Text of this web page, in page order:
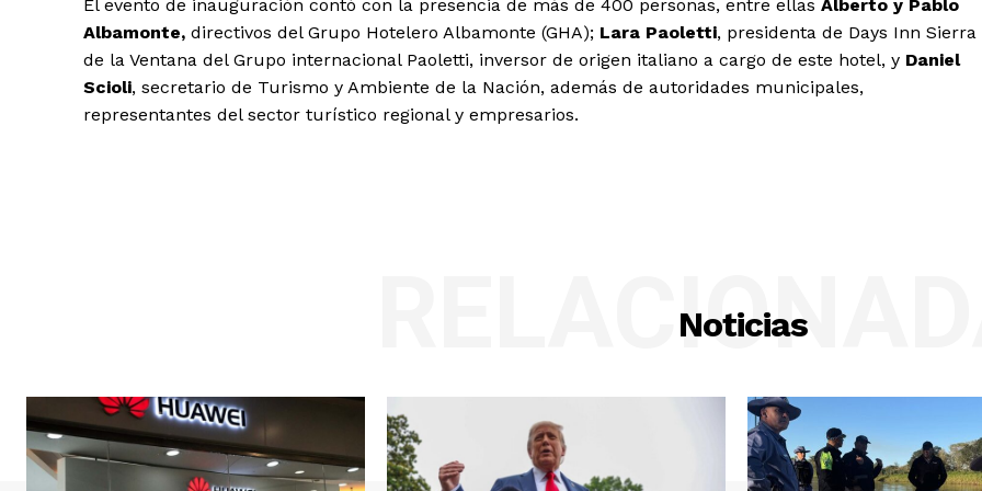
El evento de inauguración contó con la presencia de más de 400 personas, entre ellas Alberto y Pablo
Albamonte, directivos del Grupo Hotelero Albamonte (GHA); Lara Paoletti, presidenta de Days Inn Sierra
de la Ventana del Grupo internacional Paoletti, inversor de origen italiano a cargo de este hotel, y Daniel
Scioli, secretario de Turismo y Ambiente de la Nación, además de autoridades municipales,
representantes del sector turístico regional y empresarios.
Noticias